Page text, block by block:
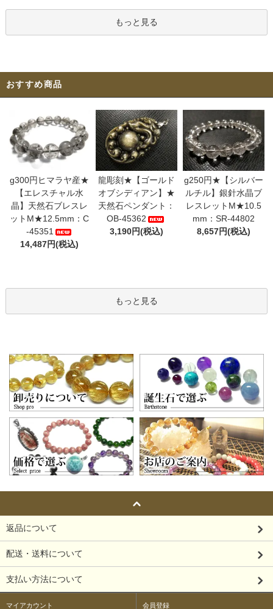
もっと見る
おすすめ商品
g300円ヒマラヤ産★
【エレスチャル水
晶】天然石ブレスレ
ットM★12.5mm：C
-45351
14,487円(税込)
龍彫刻★【ゴールド
オブシディアン】★
天然石ペンダント：
OB-45362
3,190円(税込)
g250円★【シルバー
ルチル】銀針水晶ブ
レスレットM★10.5
mm：SR-44802
8,657円(税込)
もっと見る
返品について
配送・送料について
支払い方法について
マイアカウント 会員登録